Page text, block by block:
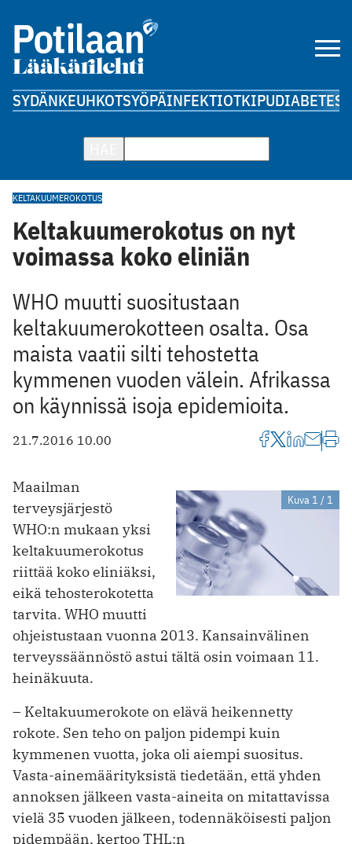
SYDÄNKEUHKOTSYÖPÄINFEKTIOTKIPUDIABETES
KELTAKUUMEROKOTUS
Keltakuumerokotus on nyt
voimassa koko eliniän
WHO muutti suositustaan
keltakuumerokotteen osalta. Osa
maista vaatii silti tehostetta
kymmenen vuoden välein. Afrikassa
on käynnissä isoja epidemioita.
21.7.2016 10.00
Kuva 1 / 1
Maailman
terveysjärjestö
WHO:n mukaan yksi
keltakuumerokotus
riittää koko eliniäksi,
eikä tehosterokotetta
tarvita. WHO muutti
ohjeistustaan vuonna 2013. Kansainvälinen
terveyssäännöstö astui tältä osin voimaan 11.
heinäkuuta.
– Keltakuumerokote on elävä heikennetty
rokote. Sen teho on paljon pidempi kuin
kymmenen vuotta, joka oli aiempi suositus.
Vasta-ainemäärityksistä tiedetään, että yhden
annoksen jälkeen vasta-aineita on mitattavissa
vielä 35 vuoden jälkeen, todennäköisesti paljon
pidempään, kertoo THL:n